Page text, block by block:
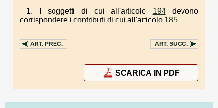
1. I soggetti di cui all'articolo 194devono
corrispondere i contributi di cui all'articolo 185.
ART. PREC. ART. SUCC.
SCARICA IN PDF